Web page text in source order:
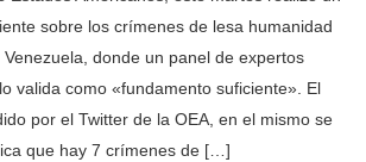
sobre los crímenes de lesa humanidad
donde un panel de expertos
valida como «fundamento suficiente». El
por el Twitter de la OEA, en el mismo se
que hay 7 crímenes de […]